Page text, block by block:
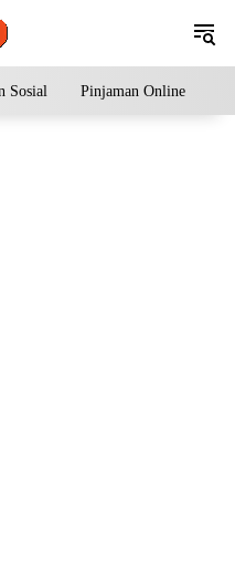
Sosial Pinjaman Online